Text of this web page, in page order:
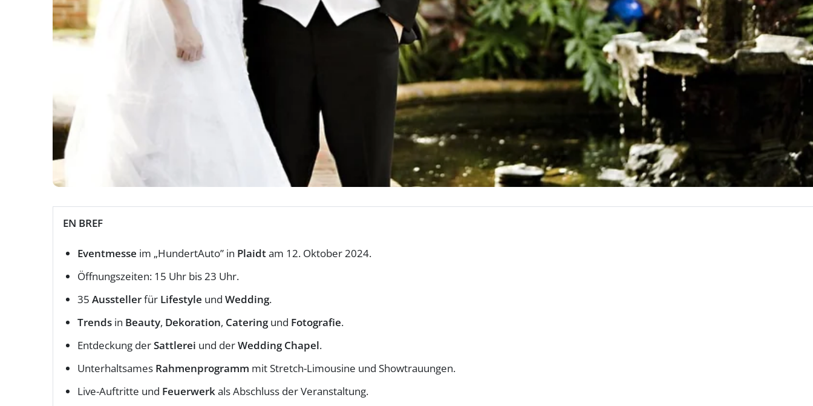
EN BREF
Eventmesse im „HundertAuto” in Plaidtam 12. Oktober 2024.
Öffnungszeiten: 15 Uhr bis 23 Uhr.
35 Ausstellerfür Lifestyle und Wedding.
Trends in Beauty, Dekoration, Cateringund Fotografie.
Entdeckung derSattlerei und derWedding Chapel.
Unterhaltsames Rahmenprogramm mit Stretch-Limousine und Showtrauungen.
Live-Auftritte und Feuerwerkals Abschluss der Veranstaltung.